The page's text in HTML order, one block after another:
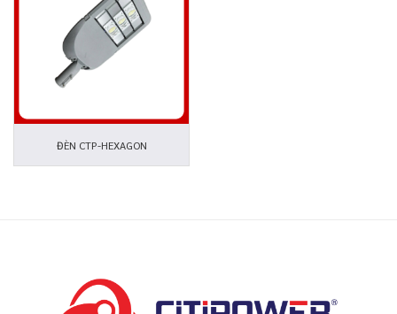
ĐÈN CTP-HEXAGON